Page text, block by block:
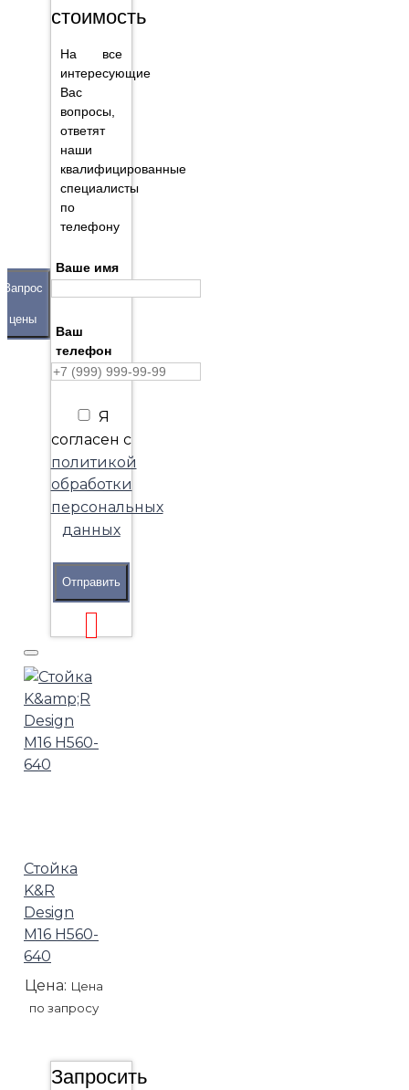
Запрос
цены
стоимость
На все
интересующие
Вас
вопросы,
ответят
наши
квалифицированные
специалисты
по
телефону
Ваше имя
Ваш
телефон
Я
согласен с
политикой
обработки
персональных
данных
Отправить
Стойка
K&R
Design
М16 H560-
640
Цена: Цена
по запросу
Запросить